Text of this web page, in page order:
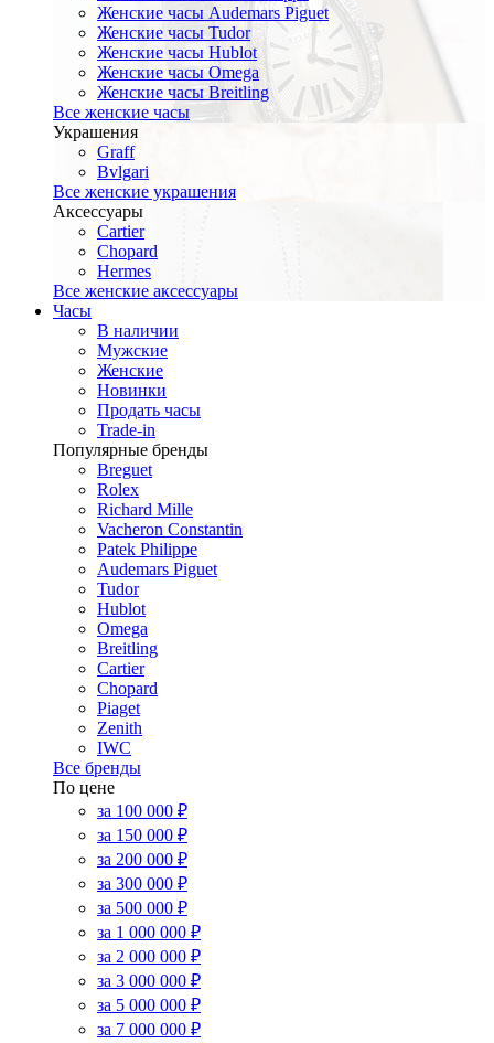
Женские часы Audemars Piguet
Женские часы Tudor
Женские часы Hublot
Женские часы Omega
Женские часы Breitling
Все женские часы
Украшения
Graff
Bvlgari
Все женские украшения
Аксессуары
Cartier
Chopard
Hermes
Все женские аксессуары
Часы
В наличии
Мужские
Женские
Новинки
Продать часы
Trade-in
Популярные бренды
Breguet
Rolex
Richard Mille
Vacheron Constantin
Patek Philippe
Audemars Piguet
Tudor
Hublot
Omega
Breitling
Cartier
Chopard
Piaget
Zenith
IWC
Все бренды
По цене
за 100 000 ₽
за 150 000 ₽
за 200 000 ₽
за 300 000 ₽
за 500 000 ₽
за 1 000 000 ₽
за 2 000 000 ₽
за 3 000 000 ₽
за 5 000 000 ₽
за 7 000 000 ₽